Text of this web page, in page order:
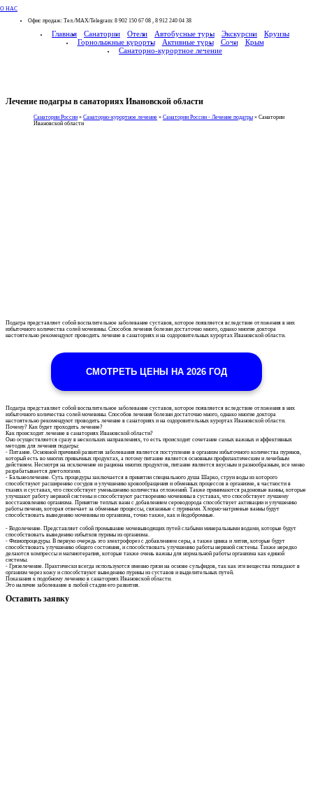
О НАС
Офис продаж: Тел./МАХ/Telegram: 8 902 150 67 08 , 8 912 240 04 38
Главная Санатории Отели Автобусные туры Экскурсии
Круизы
Горнолыжные курорты
Активные туры Сочи
Крым
Санаторно-курортное лечение
Лечение подагры в санаториях Ивановской области
Санатории России » Санаторно-курортное лечение » Санатории России - Лечение подагры » Санатории
Ивановской области
Подагра представляет собой воспалительное заболевание суставов, которое появляется вследствие отложения в них
избыточного количества солей мочевины. Способов лечения болезни достаточно много, однако многие доктора
настоятельно рекомендуют проводить лечение в санаториях и на оздоровительных курортах Ивановской области.
СМОТРЕТЬ ЦЕНЫ НА 2026 ГОД
Подагра представляет собой воспалительное заболевание суставов, которое появляется вследствие отложения в них
избыточного количества солей мочевины. Способов лечения болезни достаточно много, однако многие доктора
настоятельно рекомендуют проводить лечение в санаториях и на оздоровительных курортах Ивановской области.
Почему? Как будет проходить лечение?
Как происходит лечение в санаториях Ивановской области?
Оно осуществляется сразу в нескольких направлениях, то есть происходит сочетание самых важных и эффективных
методик для лечения подагры:
- Питание. Основной причиной развития заболевания является поступление в организм избыточного количества пуринов,
который есть во многих привычных продуктах, а потому питание является основным профилактическим и лечебным
действием. Несмотря на исключение из рациона многих продуктов, питание является вкусным и разнообразным, все меню
разрабатывается диетологами.
- Бальнеолечение. Суть процедуры заключается в принятии специального душа Шарко, струи воды из которого
способствуют расширению сосудов и улучшению кровообращения и обменных процессов в организме, в частности в
тканях и суставах, что способствует уменьшению количества отложений. Также принимаются радоновые ванны, которые
улучшают работу нервной системы и способствуют растворению мочевины в суставах, что способствует лучшему
восстановлению организма. Принятие теплых ванн с добавлением сероводорода способствует активации и улучшению
работы печени, которая отвечает за обменные процессы, связанные с пуринами. Хлорно-натриевые ванны будут
способствовать выведению мочевины из организма, точно также, как и йодобромные.
- Водолечение. Представляет собой промывание мочевыводящих путей слабыми минеральными водами, которые будут
способствовать выведению избытков пурины из организма.
- Физиопроцедуры. В первую очередь это электрофорез с добавлением серы, а также цинка и лития, которые будут
способствовать улучшению общего состояния, и способствовать улучшению работы нервной системы. Также нередко
делаются компрессы и магниотерапия, которые также очень важны для нормальной работы организма как единой
системы.
- Грязелечение. Практически всегда используются именно грязи на основе сульфидов, так как эти вещества попадают в
организм через кожу и способствуют выведению пурины из суставов и выделительных путей.
Показания к подобному лечению в санаториях Ивановской области.
Это наличие заболевание в любой стадии его развития.
Оставить заявку